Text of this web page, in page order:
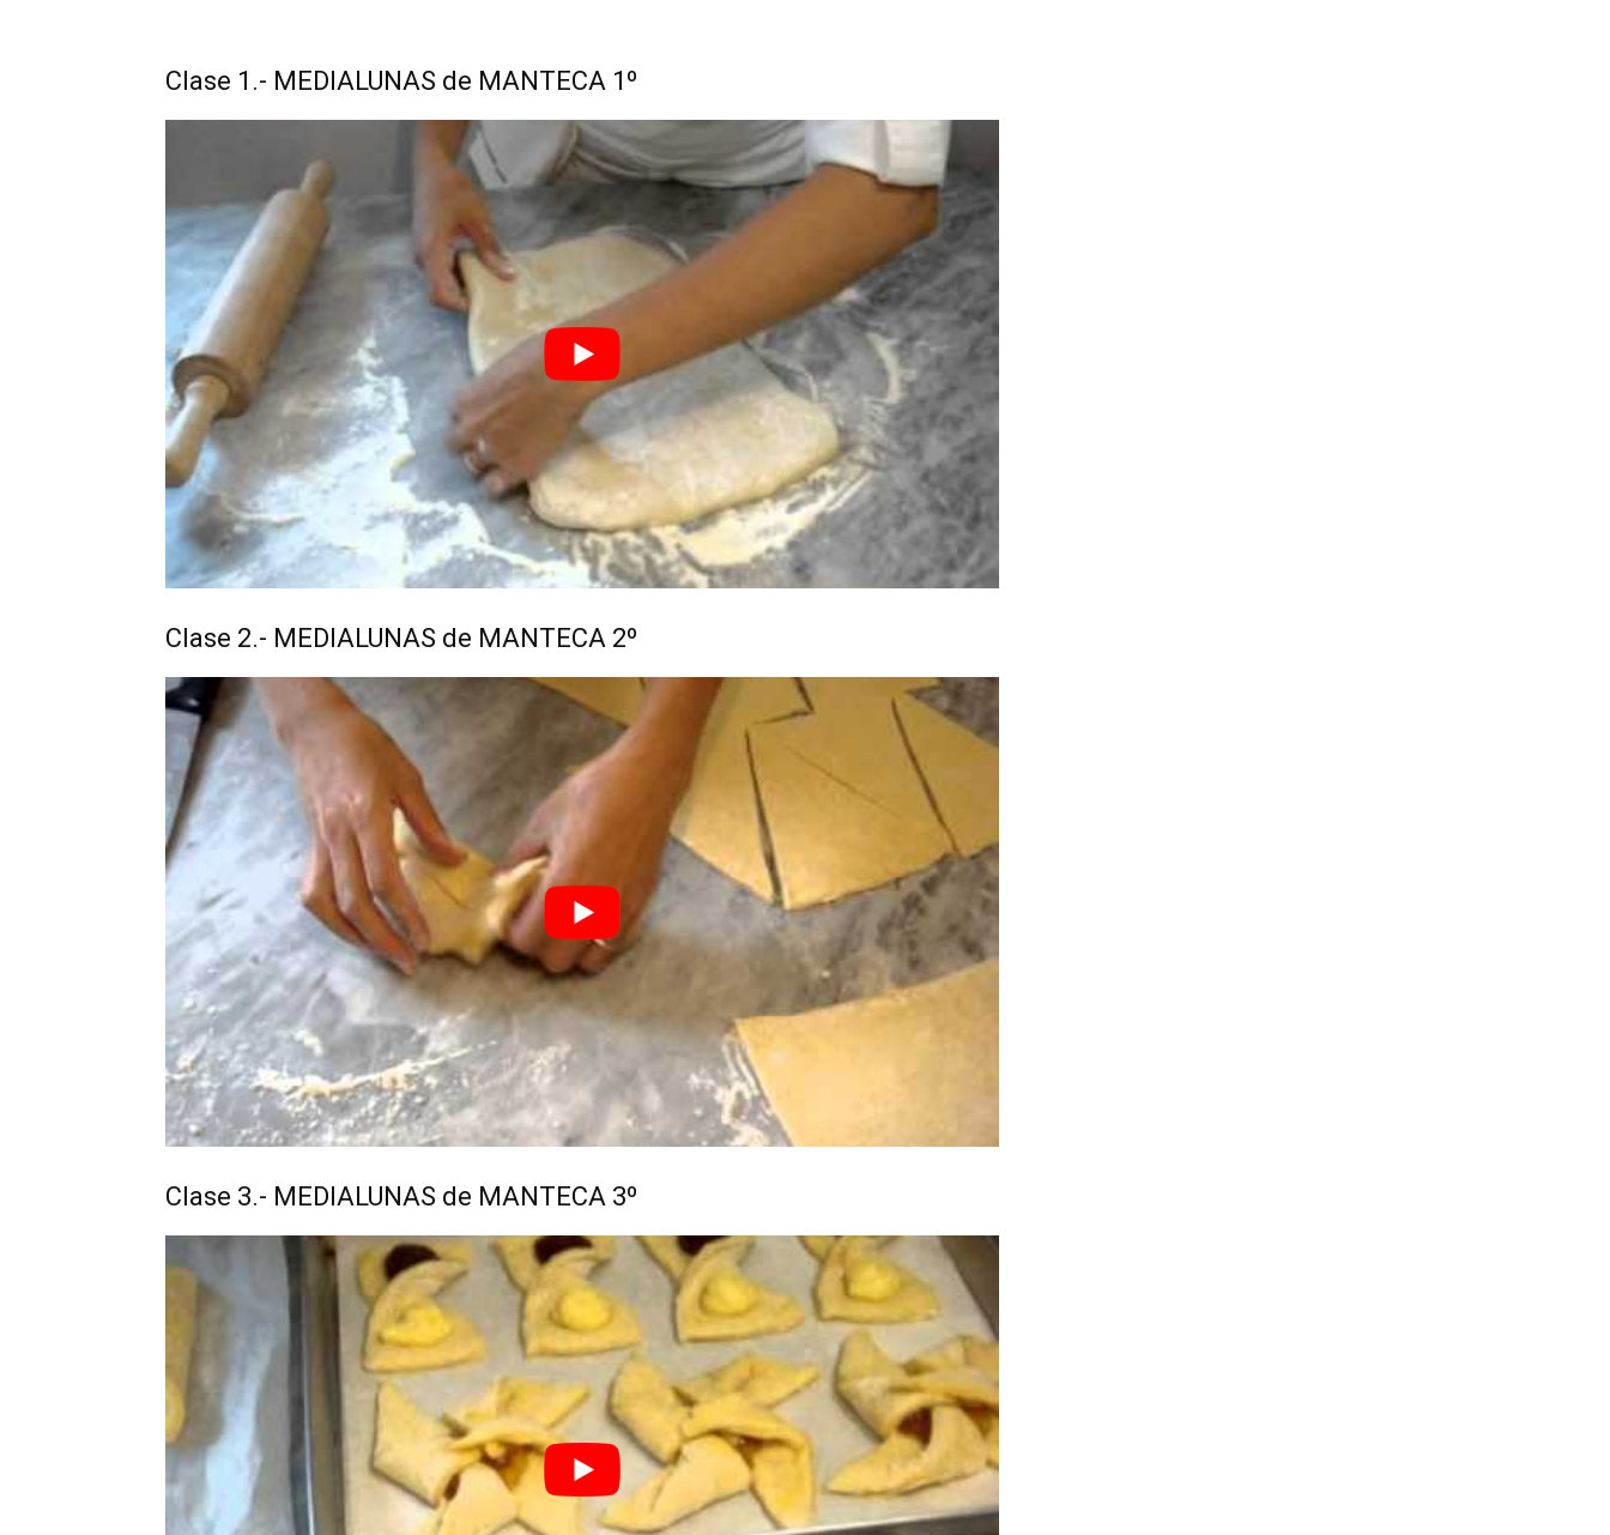
Clase 1.- MEDIALUNAS de MANTECA 1º
Clase 2.- MEDIALUNAS de MANTECA 2º
Clase 3.- MEDIALUNAS de MANTECA 3º